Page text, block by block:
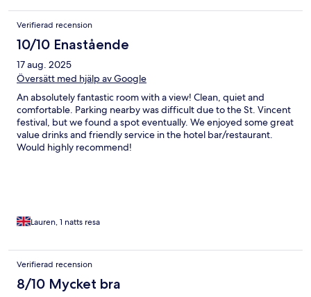
Verifierad recension
10/10 Enastående
17 aug. 2025
Översätt med hjälp av Google
An absolutely fantastic room with a view! Clean, quiet and
comfortable. Parking nearby was difficult due to the St. Vincent
festival, but we found a spot eventually. We enjoyed some great
value drinks and friendly service in the hotel bar/restaurant.
Would highly recommend!
Lauren, 1 natts resa
Verifierad recension
8/10 Mycket bra